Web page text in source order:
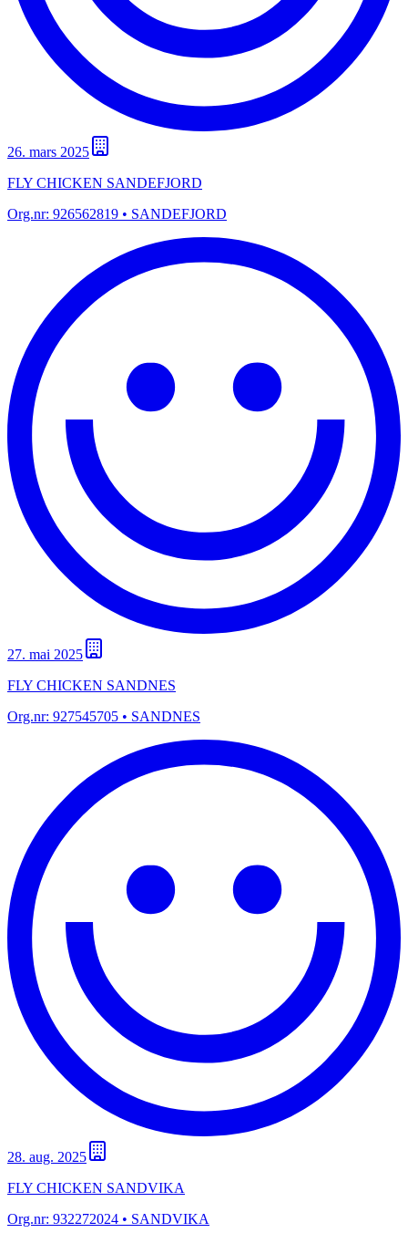
26. mars 2025
FLY CHICKEN SANDEFJORD
Org.nr: 926562819 • SANDEFJORD
27. mai 2025
FLY CHICKEN SANDNES
Org.nr: 927545705 • SANDNES
28. aug. 2025
FLY CHICKEN SANDVIKA
Org.nr: 932272024 • SANDVIKA